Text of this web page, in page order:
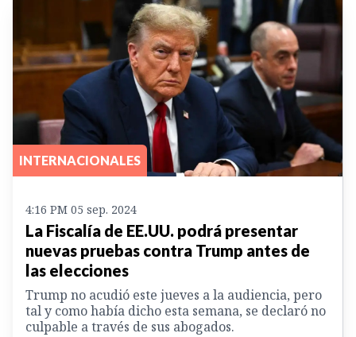
INTERNACIONALES
4:16 PM 05 sep. 2024
La Fiscalía de EE.UU. podrá presentar
nuevas pruebas contra Trump antes de
las elecciones
Trump no acudió este jueves a la audiencia, pero
tal y como había dicho esta semana, se declaró no
culpable a través de sus abogados.